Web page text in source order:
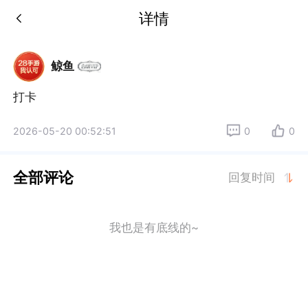
详情
鲸鱼
2026-05-20 00:52:51 0 0
全部评论 回复时间
我也是有底线的~